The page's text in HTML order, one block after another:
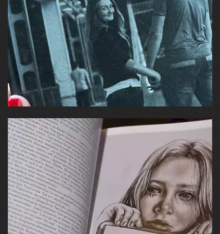
24.06.2025
Інна Негода
Артефакт - книга “Подорожі щасливих” про
силу людського духу